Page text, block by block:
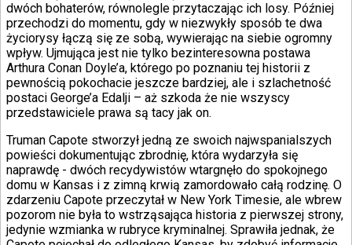
dwóch bohaterów, równolegle przytaczając ich losy. Później
przechodzi do momentu, gdy w niezwykły sposób te dwa
życiorysy łączą się ze sobą, wywierając na siebie ogromny
wpływ. Ujmująca jest nie tylko bezinteresowna postawa
Arthura Conan Doyle’a, którego po poznaniu tej historii z
pewnością pokochacie jeszcze bardziej, ale i szlachetność
postaci George’a Edalji – aż szkoda że nie wszyscy
przedstawiciele prawa są tacy jak on.
Truman Capote stworzył jedną ze swoich najwspanialszych
powieści dokumentując zbrodnię, która wydarzyła się
naprawdę - dwóch recydywistów wtargnęło do spokojnego
domu w Kansas i z zimną krwią zamordowało całą rodzinę. O
zdarzeniu Capote przeczytał w New York Timesie, ale wbrew
pozorom nie była to wstrząsająca historia z pierwszej strony,
jedynie wzmianka w rubryce kryminalnej. Sprawiła jednak, że